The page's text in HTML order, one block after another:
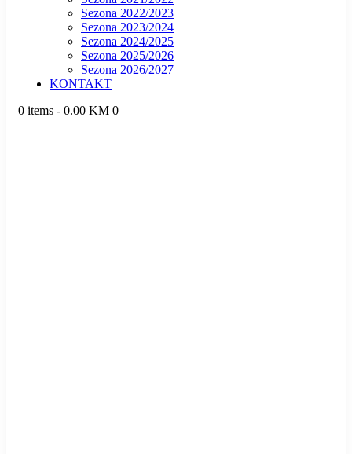
Sezona 2022/2023
Sezona 2023/2024
Sezona 2024/2025
Sezona 2025/2026
Sezona 2026/2027
KONTAKT
0 items - 0.00 KM 0